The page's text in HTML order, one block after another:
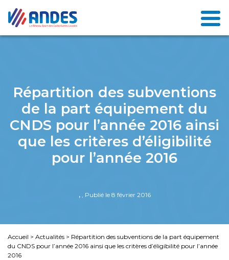
Répartition des subventions
de la part équipement du
CNDS pour l’année 2016 ainsi
que les critères d’éligibilité
pour l’année 2016
, , Publié le 8 février 2016
Accueil > Actualités > Répartition des subventions de la part équipement
du CNDS pour l’année 2016 ainsi que les critères d’éligibilité pour l’année
2016